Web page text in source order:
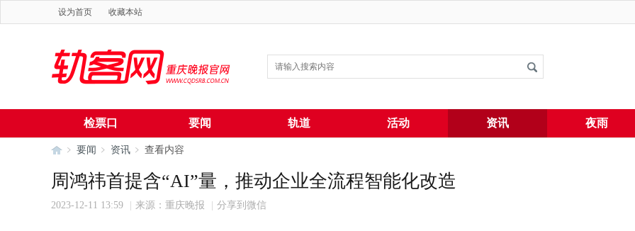
设为首页 收藏本站
检票口 要闻 轨道 活动 资讯 夜雨
轨 ›
要闻
›
资讯
›
查看内容
周鸿祎首提含“AI”量，推动企业全流程智能化改造
2023-12-11 13:59 来源：重庆晚报 分享到微信